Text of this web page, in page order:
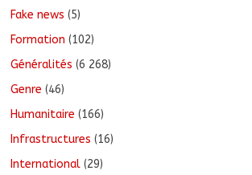
Fake news (5)
Formation (102)
Généralités (6 268)
Genre (46)
Humanitaire (166)
Infrastructures (16)
International (29)